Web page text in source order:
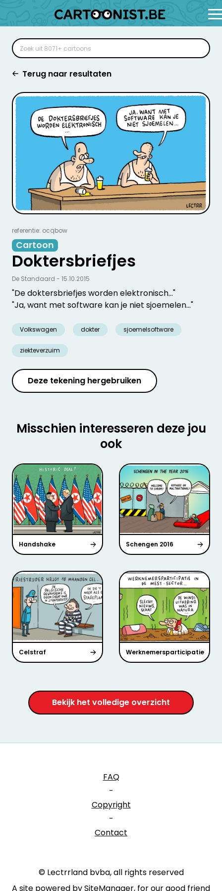
Terug naar resultaten
referentie: ocqbow
Cartoon
Doktersbriefjes
"De doktersbriefjes worden elektronisch..."
"Ja, want met software kan je niet sjoemelen..."
Volkswagen dokter sjoemelsoftware
ziekteverzuim
De Standaard - 15.10.2015
Deze tekening hergebruiken
Misschien interesseren deze jou
ook
Handshake Schengen 2016
Celstraf Werknemersparticipatie
Bekijk het volledige overzicht
FAQ
-
Copyright
-
Contact
© Lectrrland bvba, all rights reserved
A site powered by SiteManager, for our good friend